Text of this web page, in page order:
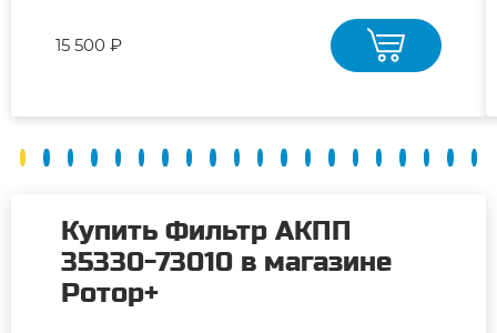
15 500 ₽
Купить Фильтр АКПП
35330-73010 в магазине
Ротор+